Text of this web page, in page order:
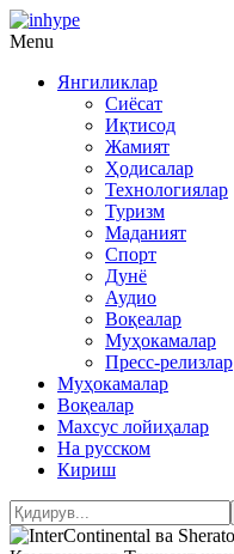
Menu
Янгиликлар
Сиёсат
Иқтисод
Жамият
Ҳодисалар
Технологиялар
Туризм
Маданият
Спорт
Дунё
Аудио
Воқеалар
Муҳокамалар
Пресс-релизлар
Муҳокамалар
Воқеалар
Махсус лойиҳалар
На русском
Кириш